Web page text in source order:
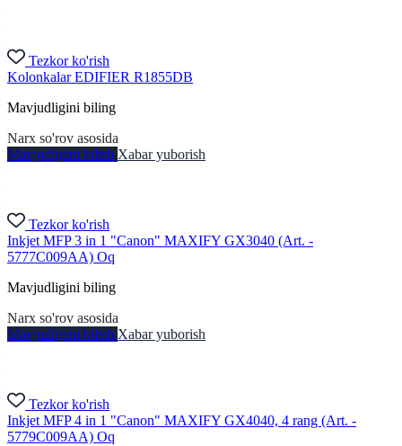
Tezkor ko'rish
Kolonkalar EDIFIER R1855DB
Mavjudligini biling
Narx so'rov asosida
Mavjudligini bilish Xabar yuborish
Tezkor ko'rish
Inkjet MFP 3 in 1 "Canon" MAXIFY GX3040 (Art. -
5777C009AA) Oq
Mavjudligini biling
Narx so'rov asosida
Mavjudligini bilish Xabar yuborish
Tezkor ko'rish
Inkjet MFP 4 in 1 "Canon" MAXIFY GX4040, 4 rang (Art. -
5779C009AA) Oq